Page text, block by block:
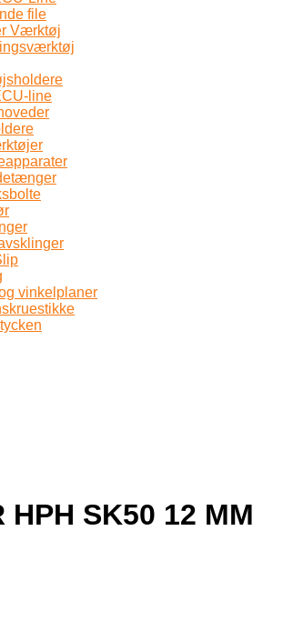
file
Værktøj
line
vinkelplaner
HPH SK50 12 MM